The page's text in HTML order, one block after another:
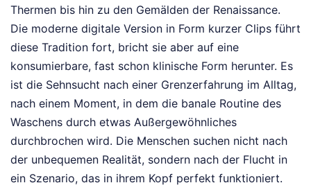
Thermen bis hin zu den Gemälden der Renaissance.
Die moderne digitale Version in Form kurzer Clips führt
diese Tradition fort, bricht sie aber auf eine
konsumierbare, fast schon klinische Form herunter. Es
ist die Sehnsucht nach einer Grenzerfahrung im Alltag,
nach einem Moment, in dem die banale Routine des
Waschens durch etwas Außergewöhnliches
durchbrochen wird. Die Menschen suchen nicht nach
der unbequemen Realität, sondern nach der Flucht in
ein Szenario, das in ihrem Kopf perfekt funktioniert.